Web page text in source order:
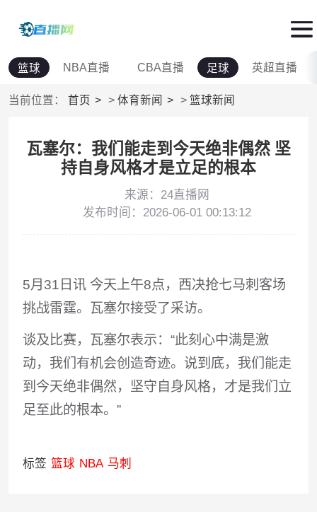
篮球 NBA直播 CBA直播 足球 英超直播
当前位置： 首页 > 体育新闻 > 篮球新闻
瓦塞尔：我们能走到今天绝非偶然 坚
持自身风格才是立足的根本
来源：24直播网
发布时间：2026-06-01 00:13:12
5月31日讯 今天上午8点，西决抢七马刺客场
挑战雷霆。瓦塞尔接受了采访。
谈及比赛，瓦塞尔表示：“此刻心中满是激
动，我们有机会创造奇迹。说到底，我们能走
到今天绝非偶然，坚守自身风格，才是我们立
足至此的根本。”
标签 篮球 NBA 马刺